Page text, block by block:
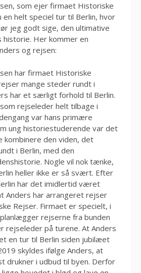
som ejer firmaet Historiske
en helt speciel tur til Berlin, hvor
jeg godt sige, den ultimative
historie. Her kommer en
og rejsen:
har firmaet Historiske
mange steder rundt i
har et særligt forhold til Berlin.
rejseleder helt tilbage i
var hans primære
ung historiestuderende var det
kombinere den viden, det
i Berlin, med den
Nogle vil nok tænke,
heller ikke er så svært. Efter
har det imidlertid været
Anders har arrangeret rejser
Rejser. Firmaet er specielt, i
rejserne fra bunden
rejseleder på turene. At Anders
en tur til Berlin siden jubilæet
skyldes ifølge Anders, at
drukner i udbud til byen. Derfor